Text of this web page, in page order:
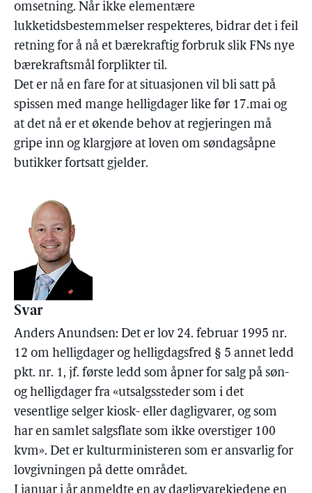
omsetning. Når ikke elementære
lukketidsbestemmelser respekteres, bidrar det i feil
retning for å nå et bærekraftig forbruk slik FNs nye
bærekraftsmål forplikter til.
Det er nå en fare for at situasjonen vil bli satt på
spissen med mange helligdager like før 17.mai og
at det nå er et økende behov at regjeringen må
gripe inn og klargjøre at loven om søndagsåpne
butikker fortsatt gjelder.
Svar
Anders Anundsen: Det er lov 24. februar 1995 nr.
12 om helligdager og helligdagsfred § 5 annet ledd
pkt. nr. 1, jf. første ledd som åpner for salg på søn-
og helligdager fra «utsalgssteder som i det
vesentlige selger kiosk- eller dagligvarer, og som
har en samlet salgsflate som ikke overstiger 100
kvm». Det er kulturministeren som er ansvarlig for
lovgivningen på dette området.